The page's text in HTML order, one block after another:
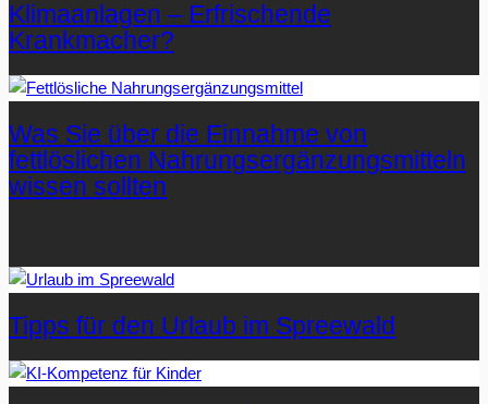
Klimaanlagen – Erfrischende
Krankmacher?
Was Sie über die Einnahme von
fettlöslichen Nahrungsergänzungsmitteln
wissen sollten
Tipps für den Urlaub im Spreewald